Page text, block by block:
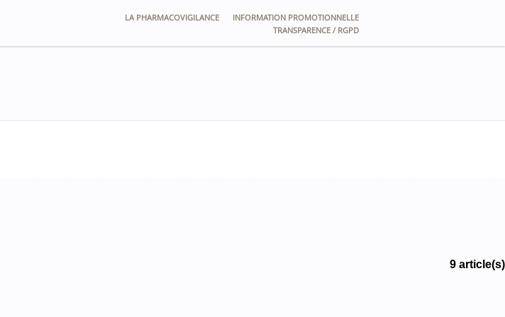
LA PHARMACOVIGILANCE
INFORMATION PROMOTIONNELLE
TRANSPARENCE / RGPD
9 article(s)